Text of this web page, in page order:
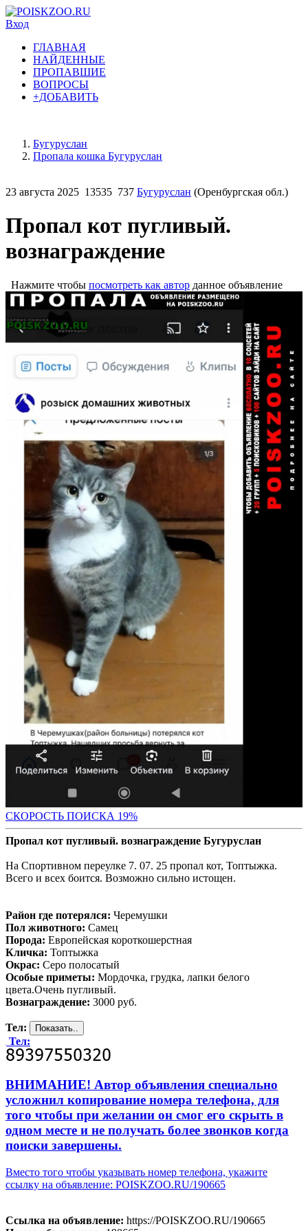
Вход
ГЛАВНАЯ
НАЙДЕННЫЕ
ПРОПАВШИЕ
ВОПРОСЫ
+ДОБАВИТЬ
Бугуруслан
Пропала кошка Бугуруслан
23 августа 2025 13535 737 Бугуруслан (Оренбургская обл.)
Пропал кот пугливый.
вознаграждение
Нажмите чтобы посмотреть как автор данное объявление
СКОРОСТЬ ПОИСКА 19%
Пропал кот пугливый. вознаграждение Бугуруслан
На Спортивном переулке 7. 07. 25 пропал кот, Топтыжка.
Всего и всех боится. Возможно сильно истощен.
Район где потерялся: Черемушки
Пол животного: Самец
Порода: Европейская короткошерстная
Кличка: Топтыжка
Окрас: Серо полосатый
Особые приметы: Мордочка, грудка, лапки белого
цвета.Очень пугливый.
Вознаграждение: 3000 руб.
Тел:
Тел:
ВНИМАНИЕ! Автор объявления специально
усложнил копирование номера телефона, для
того чтобы при желании он смог его скрыть в
одном месте и не получать более звонков когда
поиски завершены.
Вместо того чтобы указывать номер телефона, укажите
ссылку на объявление: POISKZOO.RU/190665
Ссылка на объявление: https://POISKZOO.RU/190665